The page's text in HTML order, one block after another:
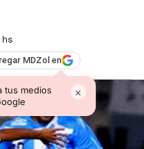
MDZol en
tus medios
×